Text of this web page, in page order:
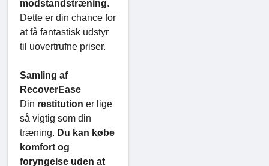
modstandstræning.
Dette er din chance for
at få fantastisk udstyr
til uovertrufne priser.
Samling af
RecoverEase
Din restitution er lige
så vigtig som din
træning. Du kan købe
komfort og
foryngelse uden at